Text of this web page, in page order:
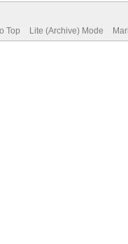
Top Lite (Archive) Mode